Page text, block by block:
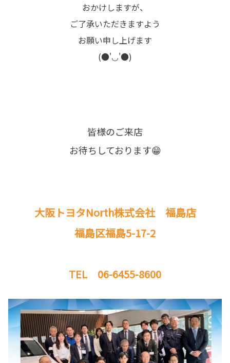
おかけしますが、
ご了承いただきますよう
お願い申し上げます
(●'◡'●)
皆様のご来店
お待ちしております😁
大阪トヨタNorth株式会社 福島店
福島区福島5-17-2
TEL 06-6455-8600